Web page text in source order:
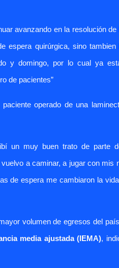
avanzando en la resolución de
espera quirúrgica, sino tambien
y domingo, por lo cual ya
de pacientes”
paciente operado de una
un muy buen trato de parte
a caminar, a jugar con mis
de espera me cambiaron la
volumen de egresos del
media ajustada (IEMA),